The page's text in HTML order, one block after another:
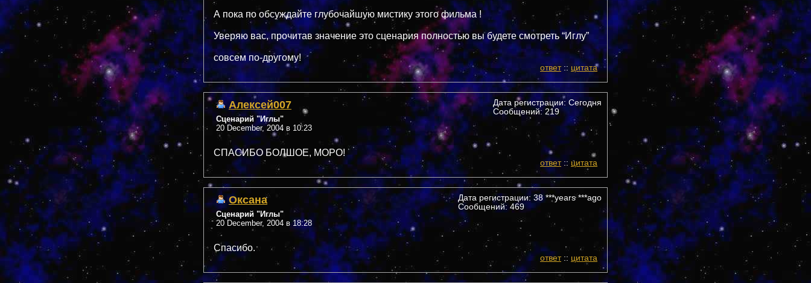
А пока по обсуждайте глубочайшую мистику этого фильма !
Уверяю вас, прочитав значение это сценария полностью вы будете смотреть “Иглу”
совсем по-другому!
ответ:: цитата
Алексей007
Сценарий "Иглы"
20 December, 2004 в 10:23
Дата регистрации: Сегодня
Сообщений: 219
СПАСИБО БОЛШОЕ, МОРО!
ответ:: цитата
Оксана
Сценарий "Иглы"
20 December, 2004 в 18:28
Дата регистрации: 38 ***years ***ago
Сообщений: 469
Спасибо.
ответ:: цитата